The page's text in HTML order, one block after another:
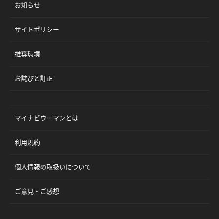
お知らせ
サイトポリシー
推奨環境
お詫びと訂正
マイナビウーマンとは
利用規約
個人情報の取扱いについて
ご意見・ご感想